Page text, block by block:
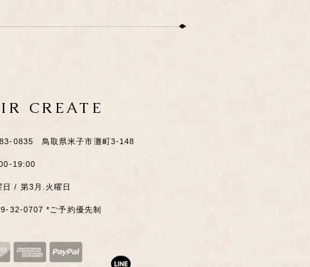
CREATE
0835 鳥取県米子市灘町3-148
19:00
日 / 第3月.火曜日
32-0707 *ご予約優先制